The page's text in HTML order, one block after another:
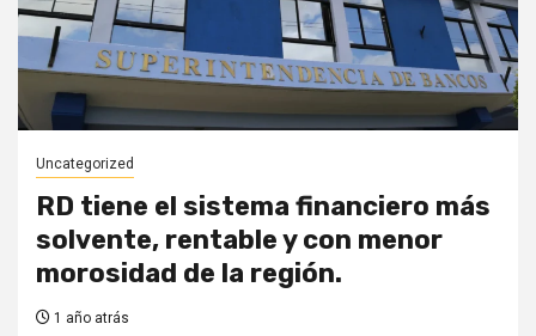
Uncategorized
RD tiene el sistema financiero más
solvente, rentable y con menor
morosidad de la región.
1 año atrás